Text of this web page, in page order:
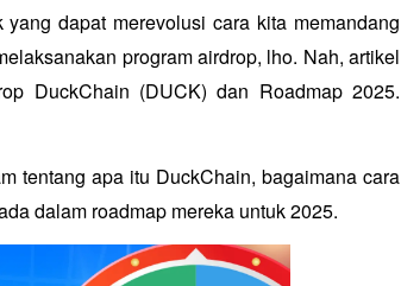
dapat merevolusi cara kita memandang
program airdrop, lho. Nah, artikel
DuckChain (DUCK) dan Roadmap 2025.
tentang apa itu DuckChain, bagaimana cara
dalam roadmap mereka untuk 2025.